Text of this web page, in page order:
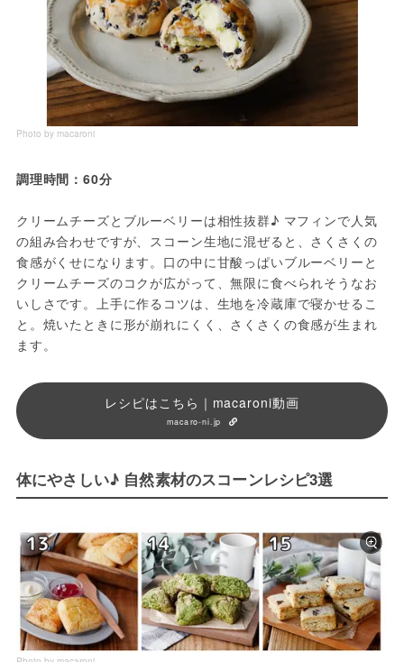
Photo by macaroni
調理時間：60分
クリームチーズとブルーベリーは相性抜群♪ マフィンで人気
の組み合わせですが、スコーン生地に混ぜると、さくさくの
食感がくせになります。口の中に甘酸っぱいブルーベリーと
クリームチーズのコクが広がって、無限に食べられそうなお
いしさです。上手に作るコツは、生地を冷蔵庫で寝かせるこ
と。焼いたときに形が崩れにくく、さくさくの食感が生まれ
ます。
レシピはこちら｜macaroni動画
macaro-ni.jp
体にやさしい♪ 自然素材のスコーンレシピ3選